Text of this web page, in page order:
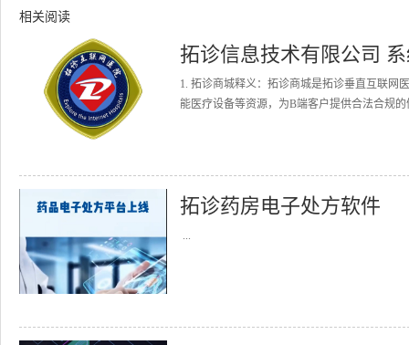
相关阅读
拓诊信息技术有限公司
1. 拓诊商城释义：拓诊商城是拓诊垂直互联网
能医疗设备等资源，为B端客户提供合法合规
拓诊药房电子处方软件
...